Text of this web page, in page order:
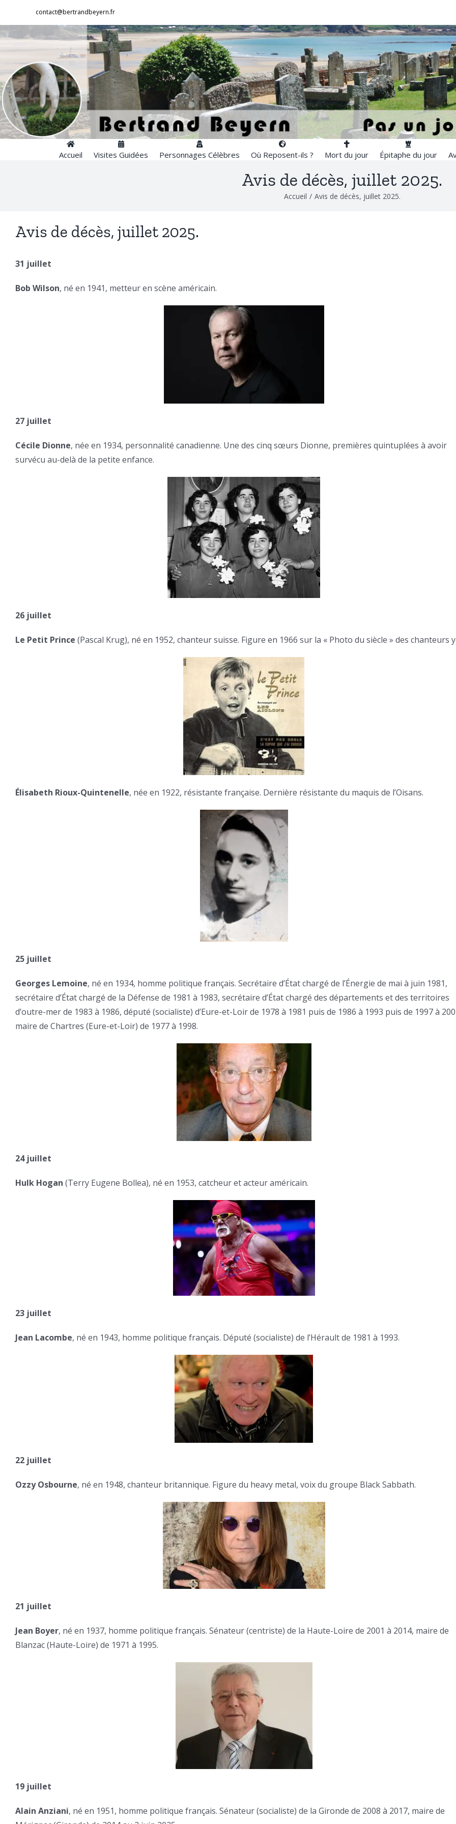
contenu
contact@bertrandbeyern.fr
Accueil Visites Guidées Personnages Célèbres Où Reposent-ils ? Mort du jour Épitaphe du jour
Avis de décès, juillet 2025.
Accueil / Avis de décès, juillet 2025.
Avis de décès, juillet 2025.
31 juillet
Bob Wilson, né en 1941, metteur en scène américain.
27 juillet
Cécile Dionne, née en 1934, personnalité canadienne. Une des cinq sœurs Dionne, premières quintuplées à avoir
survécu au-delà de la petite enfance.
26 juillet
Le Petit Prince (Pascal Krug), né en 1952, chanteur suisse. Figure en 1966 sur la « Photo du siècle » des chanteurs
Élisabeth Rioux-Quintenelle, née en 1922, résistante française. Dernière résistante du maquis de l’Oisans.
25 juillet
Georges Lemoine, né en 1934, homme politique français. Secrétaire d’État chargé de l’Énergie de mai à juin 1981,
secrétaire d’État chargé de la Défense de 1981 à 1983, secrétaire d’État chargé des départements et des territoires
d’outre-mer de 1983 à 1986, député (socialiste) d’Eure-et-Loir de 1978 à 1981 puis de 1986 à 1993 puis de 1997 à
maire de Chartres (Eure-et-Loir) de 1977 à 1998.
24 juillet
Hulk Hogan (Terry Eugene Bollea), né en 1953, catcheur et acteur américain.
23 juillet
Jean Lacombe, né en 1943, homme politique français. Député (socialiste) de l’Hérault de 1981 à 1993.
22 juillet
Ozzy Osbourne, né en 1948, chanteur britannique. Figure du heavy metal, voix du groupe Black Sabbath.
21 juillet
Jean Boyer, né en 1937, homme politique français. Sénateur (centriste) de la Haute-Loire de 2001 à 2014, maire de
Blanzac (Haute-Loire) de 1971 à 1995.
19 juillet
Alain Anziani, né en 1951, homme politique français. Sénateur (socialiste) de la Gironde de 2008 à 2017, maire de